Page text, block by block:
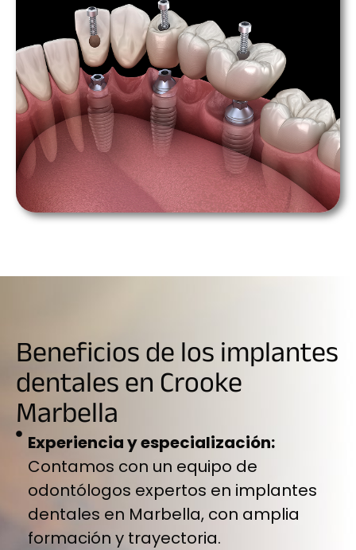
Beneficios de los implantes
dentales en Crooke
Marbella
Experiencia y especialización:
Contamos con un equipo de
odontólogos expertos en implantes
dentales en Marbella, con amplia
formación y trayectoria.